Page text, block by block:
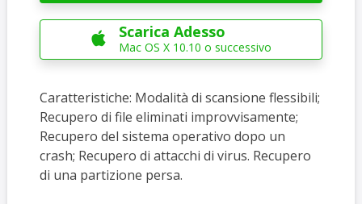
 Scarica Adesso
Mac OS X 10.10 o successivo
Caratteristiche: Modalità di scansione flessibili;
Recupero di file eliminati improvvisamente;
Recupero del sistema operativo dopo un
crash; Recupero di attacchi di virus. Recupero
di una partizione persa.